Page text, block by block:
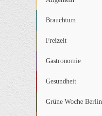
Brauchtum
Freizeit
Gastronomie
Gesundheit
Grüne Woche Berlin